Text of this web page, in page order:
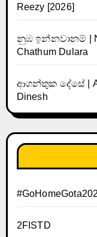
Reezy [2026]
නුඹ ඉන්නවානම් |
Chathum Dulara
ආගන්තුක දේසේ |
Dinesh
2FISTD